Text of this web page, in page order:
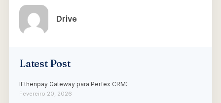
Drive
Latest Post
IFthenpay Gateway para Perfex CRM:
Fevereiro 20, 2026